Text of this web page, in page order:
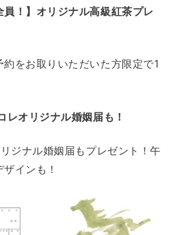
！】オリジナル高級紅茶プレ
をお取りいただいた方限定で1
オリジナル婚姻届も！
ジナル婚姻届もプレゼント！午
インも！